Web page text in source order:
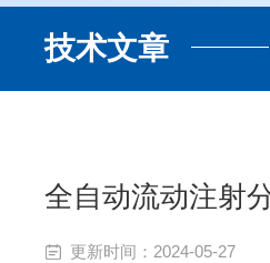
技术文章
全自动流动注射
更新时间：2024-05-27